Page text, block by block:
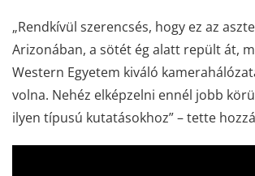
„Rendkívül szerencsés, hogy ez az
Arizonában, a sötét ég alatt repült át,
Western Egyetem kiváló
volna. Nehéz elképzelni ennél jobb
ilyen típusú kutatásokhoz” – tette